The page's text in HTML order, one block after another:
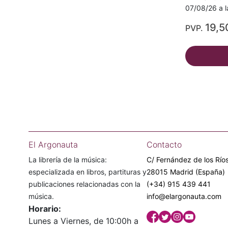
07/08/26 a
PVP.
El Argonauta
La librería de la música:
especializada en libros, partituras y
publicaciones relacionadas con la
música.
Horario:
Lunes a Viernes, de 10:00h a
Contacto
C/ Fernández de los
28015 Madrid (España)
(+34) 915 439 441
info@elargonauta.com